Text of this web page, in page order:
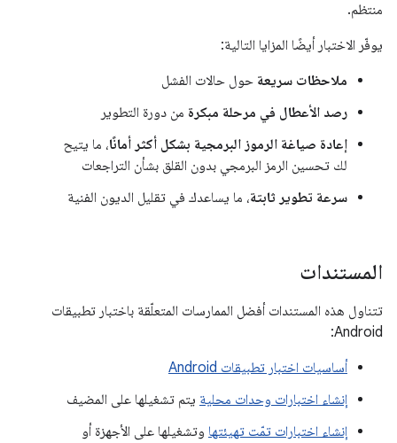
منتظم.
يوفّر الاختبار أيضًا المزايا التالية:
ملاحظات سريعة حول حالات الفشل
رصد الأعطال في مرحلة مبكرة من دورة التطوير
إعادة صياغة الرموز البرمجية بشكل أكثر أمانًا، ما يتيح
لك تحسين الرمز البرمجي بدون القلق بشأن التراجعات
سرعة تطوير ثابتة، ما يساعدك في تقليل الديون الفنية
المستندات
تتناول هذه المستندات أفضل الممارسات المتعلّقة باختبار تطبيقات
Android:
أساسيات اختبار تطبيقات Android
إنشاء اختبارات وحدات محلية يتم تشغيلها على المضيف
إنشاء اختبارات تمّت تهيئتها وتشغيلها على الأجهزة أو